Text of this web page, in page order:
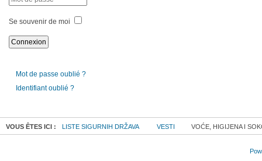
Se souvenir de moi
Mot de passe oublié ?
Identifiant oublié ?
VOUS ÊTES ICI : LISTE SIGURNIH DRŽAVA VESTI VOĆE, HIGIJENA I